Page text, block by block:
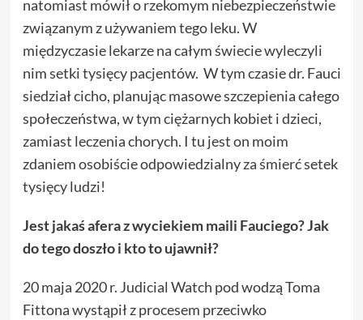
natomiast mówił o rzekomym niebezpieczeństwie
związanym z używaniem tego leku. W
międzyczasie lekarze na całym świecie wyleczyli
nim setki tysięcy pacjentów. W tym czasie dr. Fauci
siedział cicho, planując masowe szczepienia całego
społeczeństwa, w tym ciężarnych kobiet i dzieci,
zamiast leczenia chorych. I tu jest on moim
zdaniem osobiście odpowiedzialny za śmierć setek
tysięcy ludzi!
Jest jakaś afera z wyciekiem maili Fauciego? Jak
do tego doszło i kto to ujawnił?
20 maja 2020 r. Judicial Watch pod wodzą Toma
Fittona wystąpił z procesem przeciwko